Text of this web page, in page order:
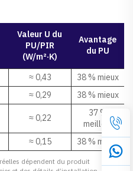
Valeur U du
PU/PIR
(W/m²·K)
Avantage
du PU
≈ 0,43
38 % mieux
≈ 0,29 38 % mieux
≈ 0,22
37 %
meilleur
≈ 0,15 38 % mieux
dépendent du produit